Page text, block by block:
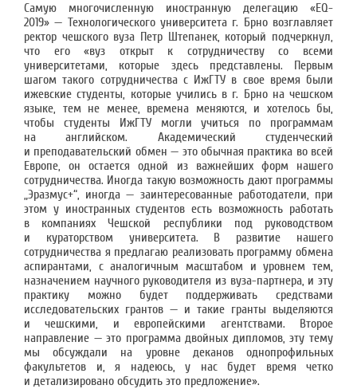
Самую многочисленную иностранную делегацию «EQ-
2019» — Технологического университета г. Брно возглавляет
ректор чешского вуза Петр Штепанек, который подчеркнул,
что его «вуз открыт к сотрудничеству со всеми
университетами, которые здесь представлены. Первым
шагом такого сотрудничества с ИжГТУ в свое время были
ижевские студенты, которые учились в г. Брно на чешском
языке, тем не менее, времена меняются, и хотелось бы,
чтобы студенты ИжГТУ могли учиться по программам
на английском. Академический студенческий
и преподавательский обмен — это обычная практика во всей
Европе, он остается одной из важнейших форм нашего
сотрудничества. Иногда такую возможность дают программы
„Эразмус+“, иногда — заинтересованные работодатели, при
этом у иностранных студентов есть возможность работать
в компаниях Чешской республики под руководством
и кураторством университета. В развитие нашего
сотрудничества я предлагаю реализовать программу обмена
аспирантами, с аналогичным масштабом и уровнем тем,
назначением научного руководителя из вуза-партнера, и эту
практику можно будет поддерживать средствами
исследовательских грантов — и такие гранты выделяются
и чешскими, и европейскими агентствами. Второе
направление — это программа двойных дипломов, эту тему
мы обсуждали на уровне деканов однопрофильных
факультетов и, я надеюсь, у нас будет время четко
и детализировано обсудить это предложение».